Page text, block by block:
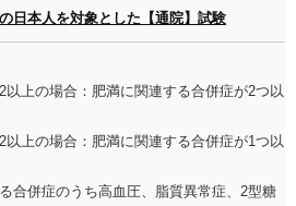
日本人を対象とした【通院】試験
以上の場合：肥満に関連する合併症が2つ以
以上の場合：肥満に関連する合併症が1つ以
合併症のうち高血圧、脂質異常症、2型糖